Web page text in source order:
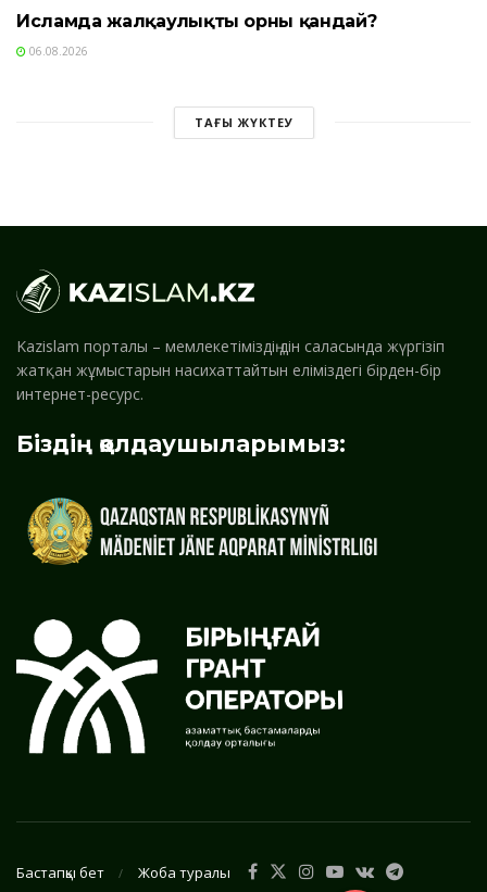
Исламда жалқаулықтың орны қандай?
06.08.2026
ТАҒЫ ЖҮКТЕУ
Kazislam порталы – мемлекетіміздің дін саласында жүргізіп
жатқан жұмыстарын насихаттайтын еліміздегі бірден-бір
интернет-ресурс.
Біздің қолдаушыларымыз:
Бастапқы бет Жоба туралы